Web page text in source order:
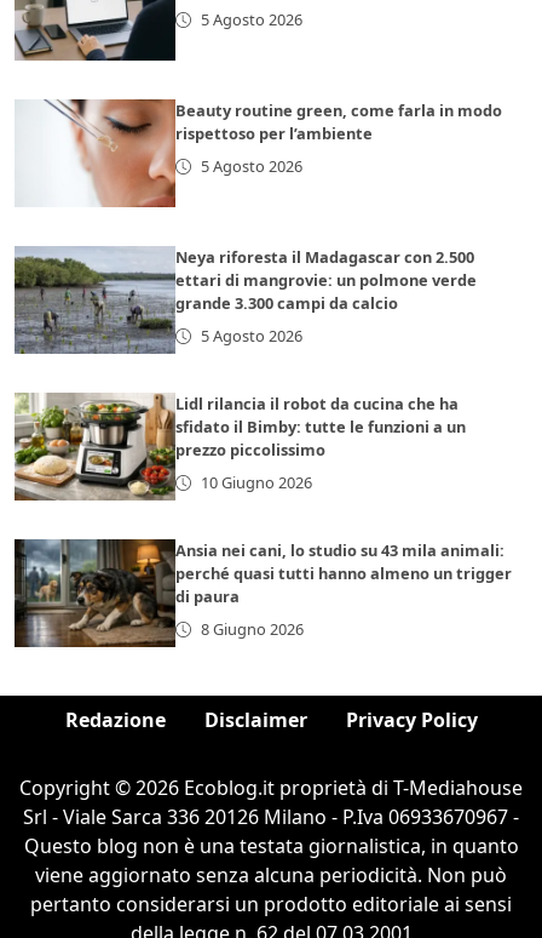
5 Agosto 2026
Beauty routine green, come farla in modo
rispettoso per l’ambiente
5 Agosto 2026
Neya riforesta il Madagascar con 2.500
ettari di mangrovie: un polmone verde
grande 3.300 campi da calcio
5 Agosto 2026
Lidl rilancia il robot da cucina che ha
sfidato il Bimby: tutte le funzioni a un
prezzo piccolissimo
10 Giugno 2026
Ansia nei cani, lo studio su 43 mila animali:
perché quasi tutti hanno almeno un trigger
di paura
8 Giugno 2026
Redazione Disclaimer Privacy Policy
Copyright © 2026 Ecoblog.it proprietà di T-Mediahouse
Srl - Viale Sarca 336 20126 Milano - P.Iva 06933670967 -
Questo blog non è una testata giornalistica, in quanto
viene aggiornato senza alcuna periodicità. Non può
pertanto considerarsi un prodotto editoriale ai sensi